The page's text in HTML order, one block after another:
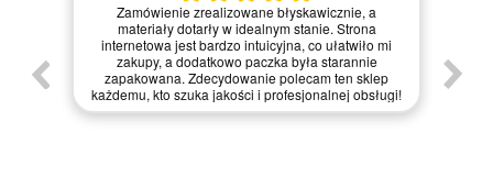
Zamówienie zrealizowane błyskawicznie, a
materiały dotarły w idealnym stanie. Strona
internetowa jest bardzo intuicyjna, co ułatwiło mi
zakupy, a dodatkowo paczka była starannie
zapakowana. Zdecydowanie polecam ten sklep
każdemu, kto szuka jakości i profesjonalnej obsługi!